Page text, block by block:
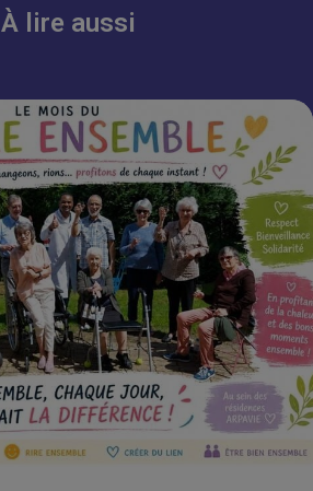
À lire aussi